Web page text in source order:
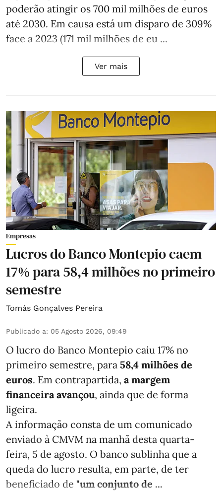
poderão atingir os 700 mil milhões de euros
até 2030. Em causa está um disparo de 309%
face a 2023 (171 mil milhões de eu ...
Ver mais
Empresas
Lucros do Banco Montepio caem
17% para 58,4 milhões no primeiro
semestre
Tomás Gonçalves Pereira
Publicado a: 05 Agosto 2026, 09:49
O lucro do Banco Montepio caiu 17% no
primeiro semestre, para 58,4 milhões de
euros. Em contrapartida, a margem
financeira avançou, ainda que de forma
ligeira.
A informação consta de um comunicado
enviado à CMVM na manhã desta quarta-
feira, 5 de agosto. O banco sublinha que a
queda do lucro resulta, em parte, de ter
beneficiado de "um conjunto de ...